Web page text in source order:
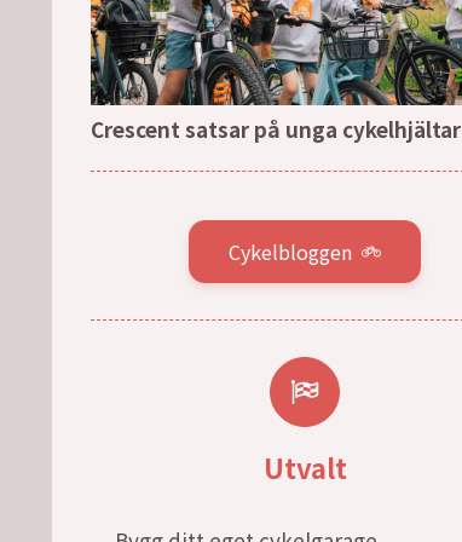
Crescent satsar på unga cykelhjältar
Cykelbloggen
Utvalt